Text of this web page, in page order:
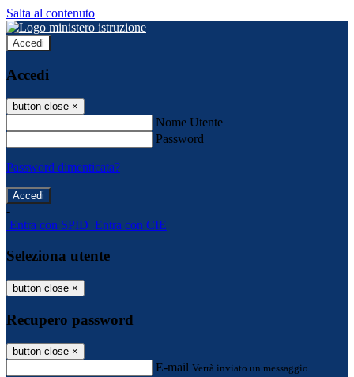
Salta al contenuto
Accedi
Accedi
button close ×
Nome Utente
Password
Password dimenticata?
-
Entra con SPID Entra con CIE
Seleziona utente
button close ×
Recupero password
button close ×
E-mail Verrà inviato un messaggio